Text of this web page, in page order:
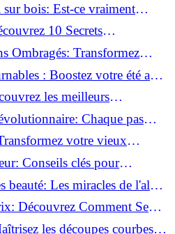
bois: Est-ce vraiment
10 Secrets
un Bien-être Optimal!
Ombragés: Transformez
Verte!: Boostez votre été avec
les meilleurs
Chaque pas
votre vieux
un clin d'œil!
Conseils clés pour
votre éclairage!
beauté: Les miracles de l'aloe
Découvrez Comment Se
de 35€!
les découpes courbes